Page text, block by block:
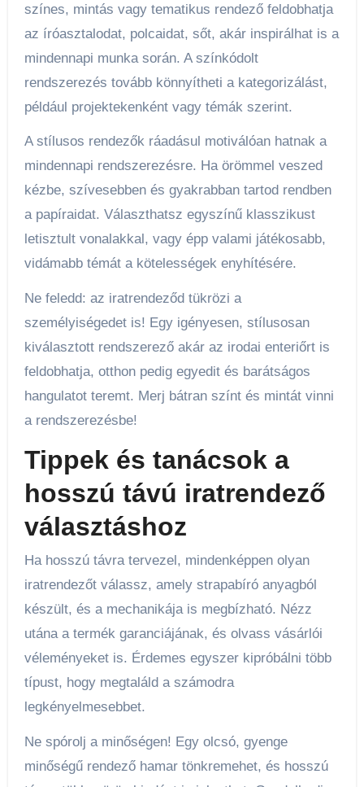
színes, mintás vagy tematikus rendező feldobhatja
az íróasztalodat, polcaidat, sőt, akár inspirálhat is a
mindennapi munka során. A színkódolt
rendszerezés tovább könnyítheti a kategorizálást,
például projektekenként vagy témák szerint.
A stílusos rendezők ráadásul motiválóan hatnak a
mindennapi rendszerezésre. Ha örömmel veszed
kézbe, szívesebben és gyakrabban tartod rendben
a papíraidat. Választhatsz egyszínű klasszikust
letisztult vonalakkal, vagy épp valami játékosabb,
vidámabb témát a kötelességek enyhítésére.
Ne feledd: az iratrendeződ tükrözi a
személyiségedet is! Egy igényesen, stílusosan
kiválasztott rendszerező akár az irodai enteriőrt is
feldobhatja, otthon pedig egyedit és barátságos
hangulatot teremt. Merj bátran színt és mintát vinni
a rendszerezésbe!
Tippek és tanácsok a
hosszú távú iratrendező
választáshoz
Ha hosszú távra tervezel, mindenképpen olyan
iratrendezőt válassz, amely strapabíró anyagból
készült, és a mechanikája is megbízható. Nézz
utána a termék garanciájának, és olvass vásárlói
véleményeket is. Érdemes egyszer kipróbálni több
típust, hogy megtaláld a számodra
legkényelmesebbet.
Ne spórolj a minőségen! Egy olcsó, gyenge
minőségű rendező hamar tönkremehet, és hosszú